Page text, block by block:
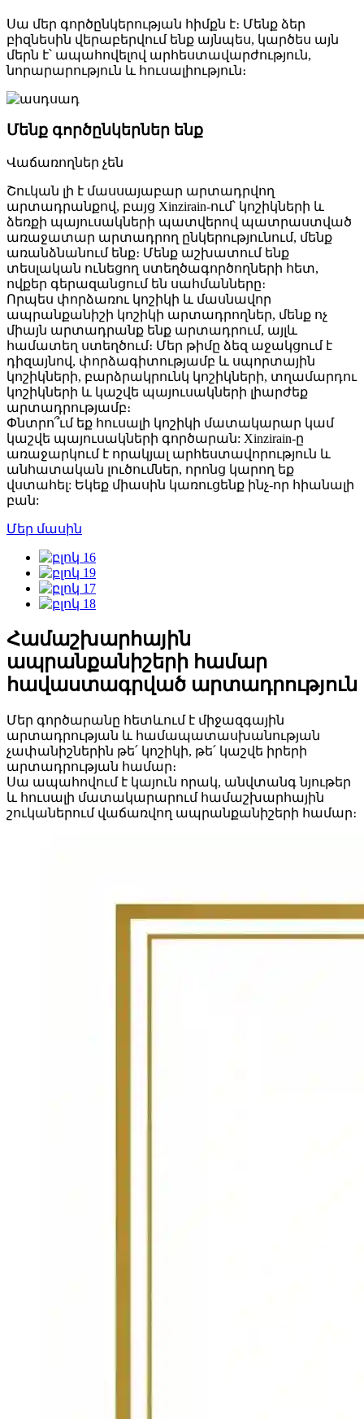
Սա մեր գործընկերության հիմքն է։ Մենք ձեր
բիզնեսին վերաբերվում ենք այնպես, կարծես այն
մերն է՝ ապահովելով արհեստավարժություն,
նորարարություն և հուսալիություն։
Մենք գործընկերներ ենք
Վաճառողներ չեն
Շուկան լի է մասսայաբար արտադրվող
արտադրանքով, բայց Xinzirain-ում՝ կոշիկների և
ձեռքի պայուսակների պատվերով պատրաստված
առաջատար արտադրող ընկերությունում, մենք
առանձնանում ենք։ Մենք աշխատում ենք
տեսլական ունեցող ստեղծագործողների հետ,
ովքեր գերազանցում են սահմանները։
Որպես փորձառու կոշիկի և մասնավոր
ապրանքանիշի կոշիկի արտադրողներ, մենք ոչ
միայն արտադրանք ենք արտադրում, այլև
համատեղ ստեղծում։ Մեր թիմը ձեզ աջակցում է
դիզայնով, փորձագիտությամբ և սպորտային
կոշիկների, բարձրակրունկ կոշիկների, տղամարդու
կոշիկների և կաշվե պայուսակների լիարժեք
արտադրությամբ։
Փնտրո՞ւմ եք հուսալի կոշիկի մատակարար կամ
կաշվե պայուսակների գործարան: Xinzirain-ը
առաջարկում է որակյալ արհեստավորություն և
անհատական ​​լուծումներ, որոնց կարող եք
վստահել: Եկեք միասին կառուցենք ինչ-որ հիանալի
բան:
Մեր մասին
Համաշխարհային
ապրանքանիշերի համար
հավաստագրված արտադրություն
Մեր գործարանը հետևում է միջազգային
արտադրության և համապատասխանության
չափանիշներին թե՛ կոշիկի, թե՛ կաշվե իրերի
արտադրության համար։
Սա ապահովում է կայուն որակ, անվտանգ նյութեր
և հուսալի մատակարարում համաշխարհային
շուկաներում վաճառվող ապրանքանիշերի համար։